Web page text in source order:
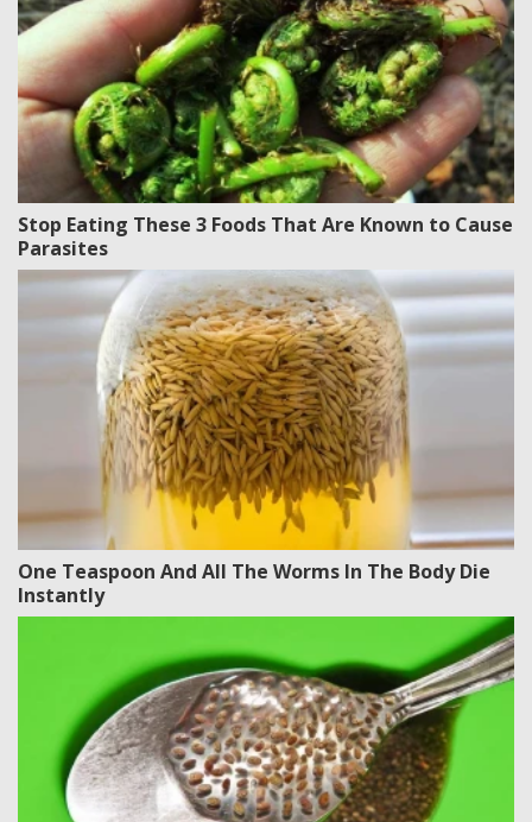
Stop Eating These 3 Foods That Are Known to Cause
Parasites
One Teaspoon And All The Worms In The Body Die
Instantly